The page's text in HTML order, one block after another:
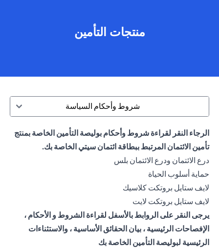
منتجات التأمين
شروط وأحكام السياسة
الرجاء النقر لقراءة شروط وأحكام بوليصة التأمين الخاصة بمنتج
تأمين الائتمان المرتبط ببطاقة ائتمان سيتي الخاصة بك.
درع الائتمان ودرع الائتمان بلس
حماية أسلوب الحياة
لايف ستايل بروتكت كلاسيك
لايف ستايل بروتكت لايت
يرجى النقر على الروابط بالأسفل لقراءة الشروط و الأحكام ،
الإفصاحات الرئيسية ، بيان الحقائق الأساسية ، والاستثناءات
الرئيسية لبوليصة التأمين الخاصة بك